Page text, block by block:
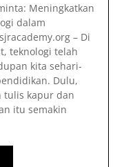
Meningkatkan
dalam
– Di
teknologi telah
kita sehari-
Dulu,
tulis kapur dan
itu semakin